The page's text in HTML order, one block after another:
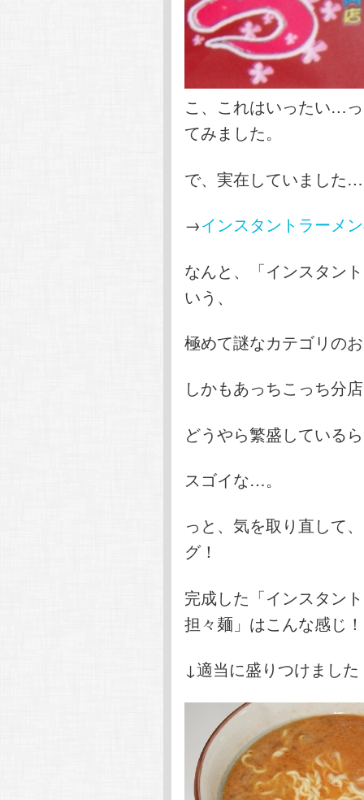
こ、これはいったい…
てみました。
で、実在していました
→インスタントラーメ
なんと、「インスタン
いう、
極めて謎なカテゴリの
しかもあっちこっち分
どうやら繁盛している
スゴイな…。
っと、気を取り直して
グ！
完成した「インスタン
担々麺」はこんな感じ！
↓適当に盛りつけました